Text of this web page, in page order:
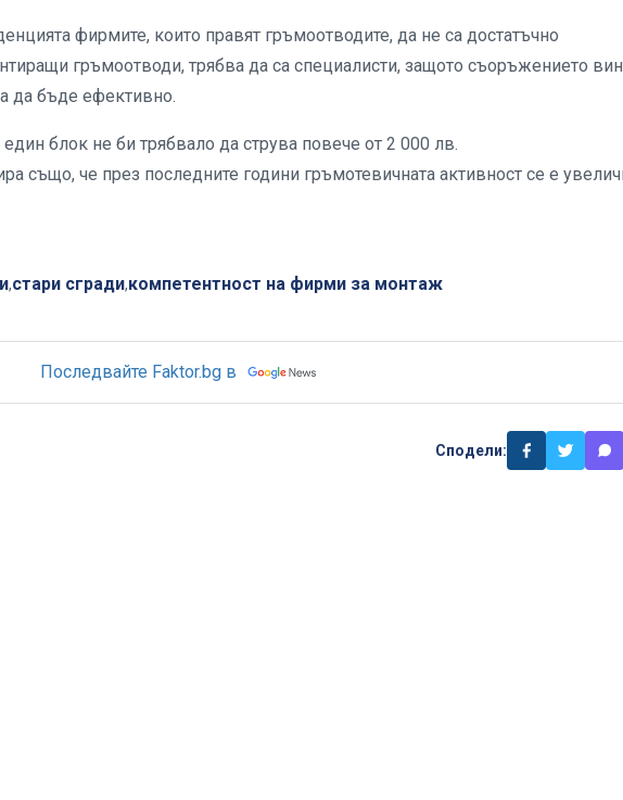
фирмите, които правят гръмоотводите, да не са достатъчно
гръмоотводи, трябва да са специалисти, защото съоръжението
да бъде ефективно.
блок не би трябвало да струва повече от 2 000 лв.
също, че през последните години гръмотевичната активност се е
,стари сгради,компетентност на фирми за монтаж
Последвайте Faktor.bg в
Сподели: